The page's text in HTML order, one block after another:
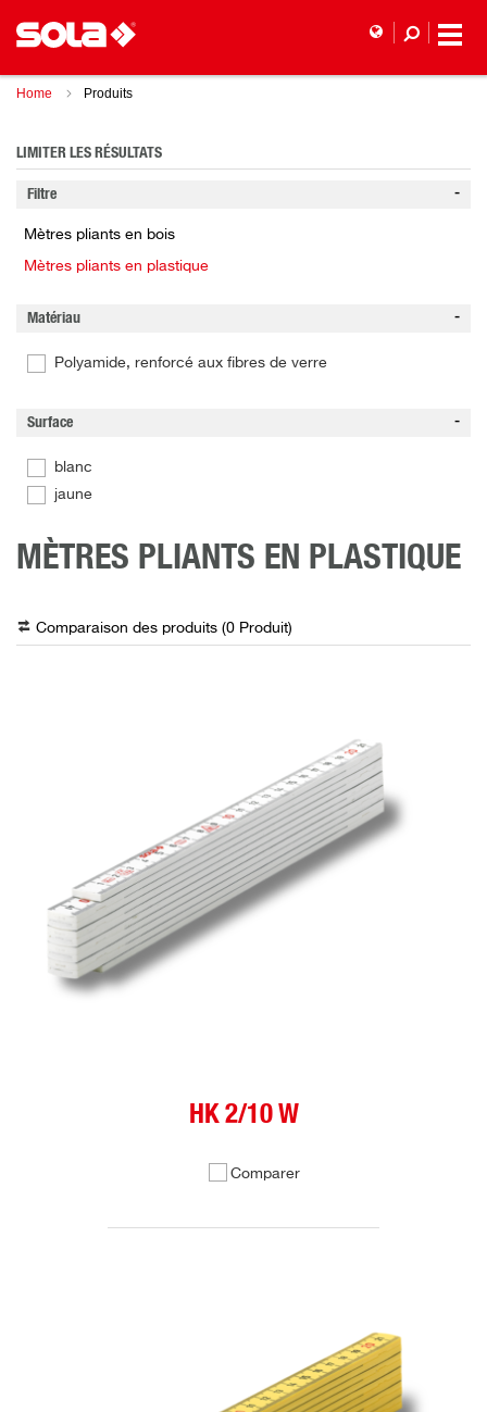
Home Produits
LIMITER LES RÉSULTATS
Filtre
Mètres pliants en bois
Mètres pliants en plastique
Matériau
Polyamide, renforcé aux fibres de verre
Surface
blanc
jaune
MÈTRES PLIANTS EN PLASTIQUE
Comparaison des produits (0 Produit)
HK 2/10 W
Comparer